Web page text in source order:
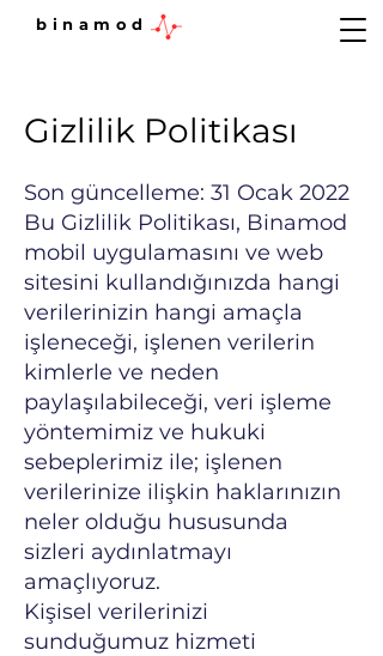
binamod
Gizlilik Politikası
Son güncelleme: 31 Ocak 2022
Bu Gizlilik Politikası, Binamod
mobil uygulamasını ve web
sitesini kullandığınızda hangi
verilerinizin hangi amaçla
işleneceği, işlenen verilerin
kimlerle ve neden
paylaşılabileceği, veri işleme
yöntemimiz ve hukuki
sebeplerimiz ile; işlenen
verilerinize ilişkin haklarınızın
neler olduğu hususunda
sizleri aydınlatmayı
amaçlıyoruz.
Kişisel verilerinizi
sunduğumuz hizmeti